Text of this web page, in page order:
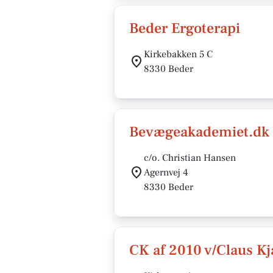
Beder Ergoterapi
Kirkebakken 5 C
8330 Beder
Bevægeakademiet.dk
c/o. Christian Hansen
Agernvej 4
8330 Beder
CK af 2010 v/Claus